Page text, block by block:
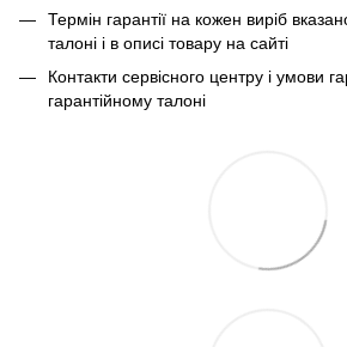
Термін гарантії на кожен виріб
талоні і в описі товару на сайті
Контакти сервісного центру і умови
гарантійному талоні